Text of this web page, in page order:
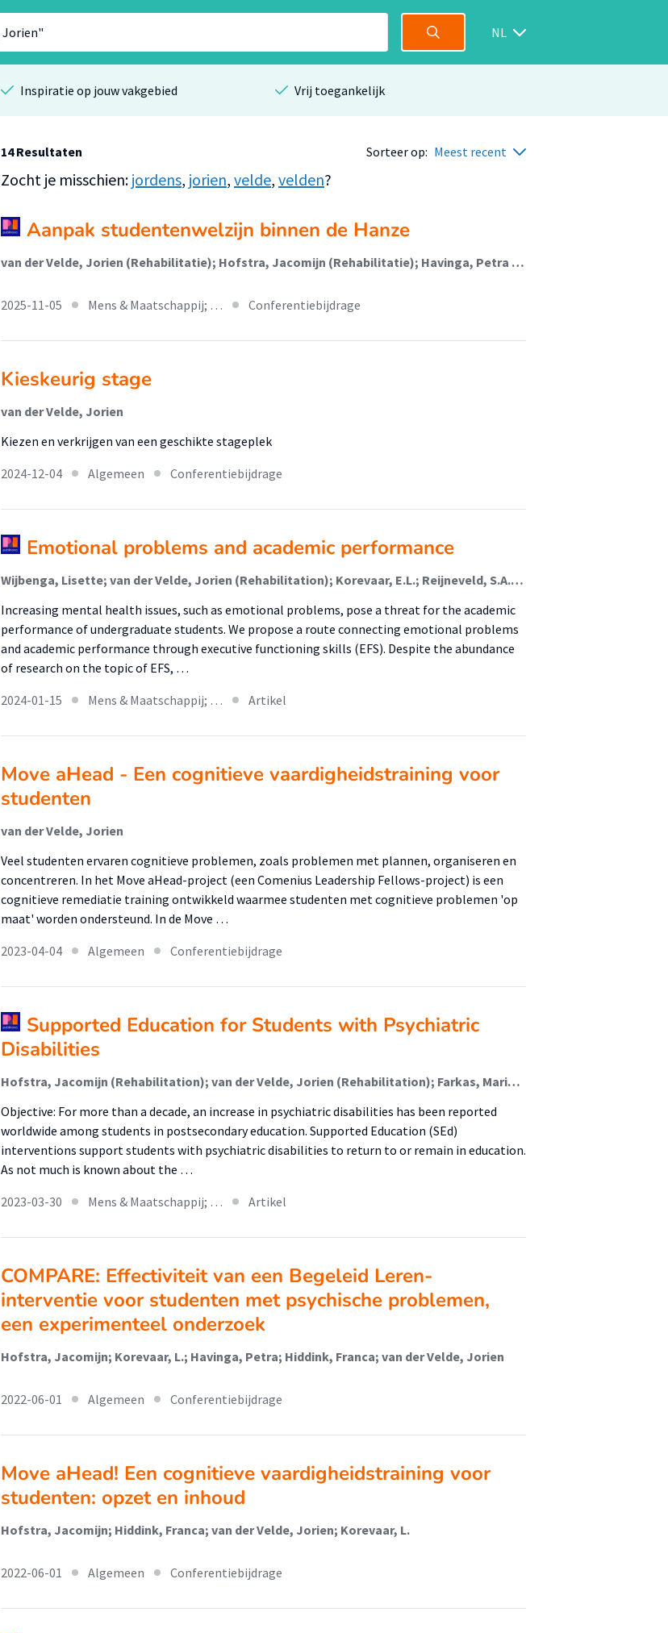
NL
Inspiratie op jouw vakgebied Vrij toegankelijk
14 Resultaten Sorteer op: Meest recent
Zocht je misschien: jordens, jorien, velde, velden?
Aanpak studentenwelzijn binnen de Hanze
van der Velde, Jorien (Rehabilitatie); Hofstra, Jacomijn (Rehabilitatie); Havinga, Petra (Rehabilitatie); Tullius, Janne (Rehabilitatie)
2025-11-05 Mens & Maatschappij; … Conferentiebijdrage
Kieskeurig stage
van der Velde, Jorien
Kiezen en verkrijgen van een geschikte stageplek
2024-12-04
Algemeen Conferentiebijdrage
Emotional problems and academic performance
Wijbenga, Lisette; van der Velde, Jorien (Rehabilitation); Korevaar, E.L.; Reijneveld, S.A.; Hofstra, Jacomijn (Rehabilitation); de Winter, A.F.
Increasing mental health issues, such as emotional problems, pose a threat for the academic
performance of undergraduate students. We propose a route connecting emotional problems
and academic performance through executive functioning skills (EFS). Despite the abundance
of research on the topic of EFS, …
2024-01-15
Mens & Maatschappij; … Artikel
Move aHead - Een cognitieve vaardigheidstraining voor
studenten
van der Velde, Jorien
Veel studenten ervaren cognitieve problemen, zoals problemen met plannen, organiseren en
concentreren. In het Move aHead-project (een Comenius Leadership Fellows-project) is een
cognitieve remediatie training ontwikkeld waarmee studenten met cognitieve problemen 'op
maat' worden ondersteund. In de Move …
2023-04-04
Algemeen Conferentiebijdrage
Supported Education for Students with Psychiatric
Disabilities
Hofstra, Jacomijn (Rehabilitation); van der Velde, Jorien (Rehabilitation); Farkas, Marianne; Korevaar, E.L.; Buttner, Svenja
Objective: For more than a decade, an increase in psychiatric disabilities has been reported
worldwide among students in postsecondary education. Supported Education (SEd)
interventions support students with psychiatric disabilities to return to or remain in education.
As not much is known about the …
2023-03-30
Mens & Maatschappij; … Artikel
COMPARE: Effectiviteit van een Begeleid Leren-
interventie voor studenten met psychische problemen,
een experimenteel onderzoek
Hofstra, Jacomijn; Korevaar, L.; Havinga, Petra; Hiddink, Franca; van der Velde, Jorien
2022-06-01 Algemeen Conferentiebijdrage
Move aHead! Een cognitieve vaardigheidstraining voor
studenten: opzet en inhoud
Hofstra, Jacomijn; Hiddink, Franca; van der Velde, Jorien; Korevaar, L.
2022-06-01 Algemeen Conferentiebijdrage